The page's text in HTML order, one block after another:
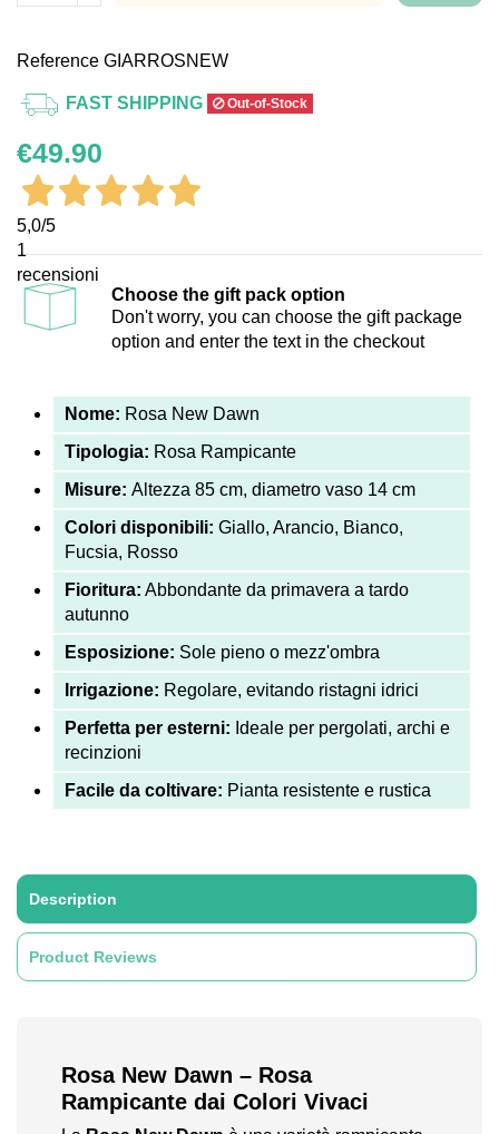
Reference GIARROSNEW
FAST SHIPPING Out-of-Stock
€49.90
5,0/5
1
recensioni
Choose the gift pack option
Don't worry, you can choose the gift package
option and enter the text in the checkout
Nome: Rosa New Dawn
Tipologia: Rosa Rampicante
Misure: Altezza 85 cm, diametro vaso 14 cm
Colori disponibili: Giallo, Arancio, Bianco,
Fucsia, Rosso
Fioritura: Abbondante da primavera a tardo
autunno
Esposizione: Sole pieno o mezz'ombra
Irrigazione: Regolare, evitando ristagni idrici
Perfetta per esterni: Ideale per pergolati, archi e
recinzioni
Facile da coltivare: Pianta resistente e rustica
Description
Product Reviews
Rosa New Dawn – Rosa
Rampicante dai Colori Vivaci